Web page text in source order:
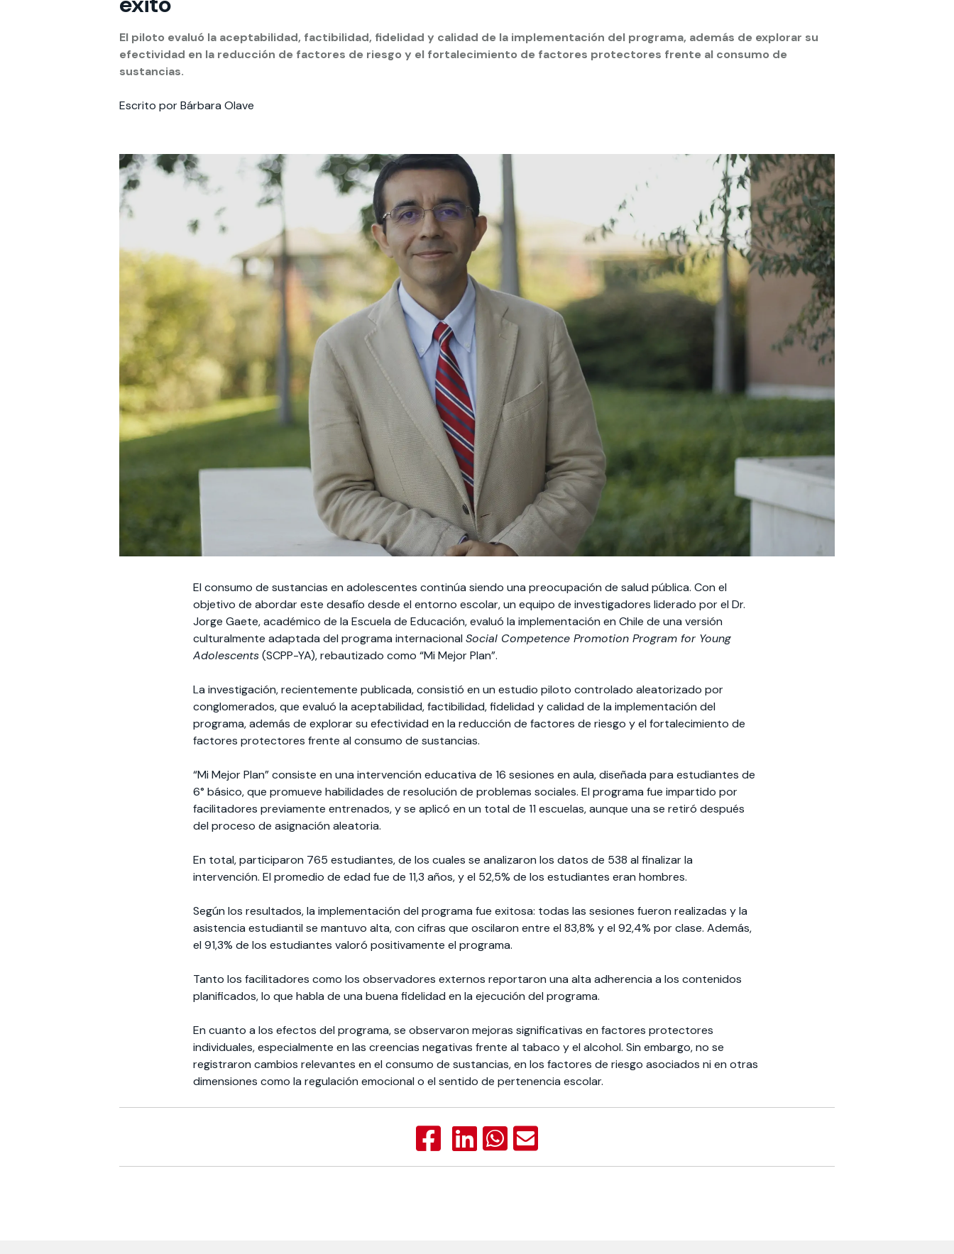
Te puede interesar:International studentsFacultades
Te puede interesar:Explora el campus UandesNoticias estudiantiles
El piloto evaluó la aceptabilidad, factibilidad, fidelidad y calidad de la implementación del programa, además de explorar su
efectividad en la reducción de factores de riesgo y el fortalecimiento de factores protectores frente al consumo de
sustancias.
Escrito por Bárbara Olave
El consumo de sustancias en adolescentes continúa siendo una preocupación de salud pública. Con el
objetivo de abordar este desafío desde el entorno escolar, un equipo de investigadores liderado por el Dr.
Jorge Gaete, académico de la Escuela de Educación, evaluó la implementación en Chile de una versión
culturalmente adaptada del programa internacional Social Competence Promotion Program for Young
Adolescents(SCPP-YA), rebautizado como “Mi Mejor Plan”.
La investigación, recientemente publicada, consistió en un estudio piloto controlado aleatorizado por
conglomerados, que evaluó la aceptabilidad, factibilidad, fidelidad y calidad de la implementación del
programa, además de explorar su efectividad en la reducción de factores de riesgo y el fortalecimiento de
factores protectores frente al consumo de sustancias.
“Mi Mejor Plan” consiste en una intervención educativa de 16 sesiones en aula, diseñada para estudiantes de
6° básico, que promueve habilidades de resolución de problemas sociales. El programa fue impartido por
facilitadores previamente entrenados, y se aplicó en un total de 11 escuelas, aunque una se retiró después
del proceso de asignación aleatoria.
En total, participaron 765 estudiantes, de los cuales se analizaron los datos de 538 al finalizar la
intervención. El promedio de edad fue de 11,3 años, y el 52,5% de los estudiantes eran hombres.
Según los resultados, la implementación del programa fue exitosa: todas las sesiones fueron realizadas y la
asistencia estudiantil se mantuvo alta, con cifras que oscilaron entre el 83,8% y el 92,4% por clase. Además,
el 91,3% de los estudiantes valoró positivamente el programa.
Tanto los facilitadores como los observadores externos reportaron una alta adherencia a los contenidos
planificados, lo que habla de una buena fidelidad en la ejecución del programa.
En cuanto a los efectos del programa, se observaron mejoras significativas en factores protectores
individuales, especialmente en las creencias negativas frente al tabaco y el alcohol. Sin embargo, no se
registraron cambios relevantes en el consumo de sustancias, en los factores de riesgo asociados ni en otras
dimensiones como la regulación emocional o el sentido de pertenencia escolar.